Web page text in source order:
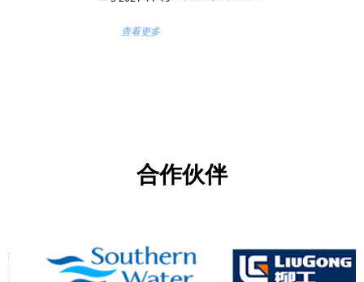
查看更多
合作伙伴